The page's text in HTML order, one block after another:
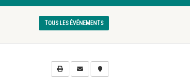
TOUS LES ÉVÉNEMENTS